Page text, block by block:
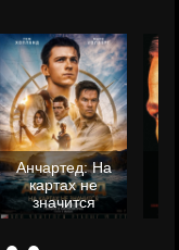
Анчартед: На
картах не
значится